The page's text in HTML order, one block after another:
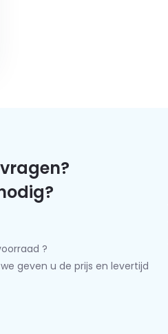
?
geven u de prijs en levertijd